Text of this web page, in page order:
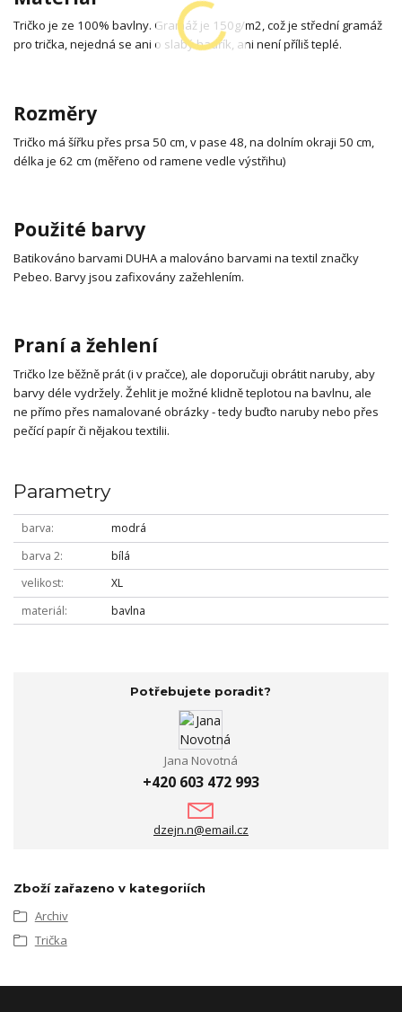
Tričko je ze 100% bavlny. Gramáž je 150g/m2, což je střední gramáž
pro trička, nejedná se ani o slabý hadřík, ani není příliš teplé.
Rozměry
Tričko má šířku přes prsa 50 cm, v pase 48, na dolním okraji 50 cm,
délka je 62 cm (měřeno od ramene vedle výstřihu)
Použité barvy
Batikováno barvami DUHA a malováno barvami na textil značky
Pebeo. Barvy jsou zafixovány zažehlením.
Praní a žehlení
Tričko lze běžně prát (i v pračce), ale doporučuji obrátit naruby, aby
barvy déle vydržely. Žehlit je možné klidně teplotou na bavlnu, ale
ne přímo přes namalované obrázky - tedy buďto naruby nebo přes
pečící papír či nějakou textilii.
Parametry
barva
modrá
barva 2
bílá
velikost
XL
materiál
bavlna
Potřebujete poradit?
Jana Novotná
+420 603 472 993
dzejn.n@email.cz
Zboží zařazeno v kategoriích
Archiv
Trička